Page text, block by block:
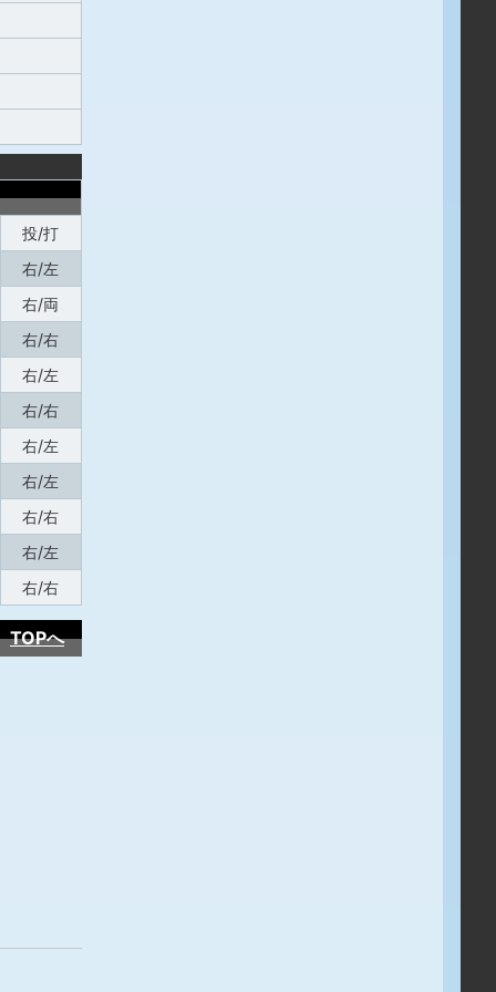
投/打
右/左
右/両
右/右
右/左
右/右
右/左
右/左
右/右
右/左
右/右
TOPへ